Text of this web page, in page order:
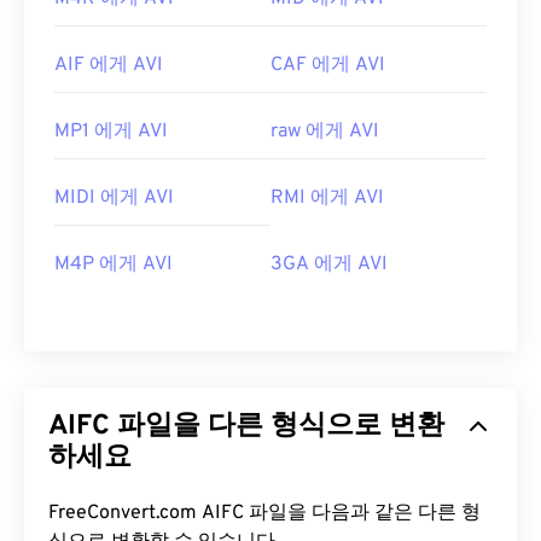
AIF 에게 AVI CAF 에게 AVI
MP1 에게 AVI raw 에게 AVI
MIDI 에게 AVI RMI 에게 AVI
M4P 에게 AVI 3GA 에게 AVI
AIFC 파일을 다른 형식으로 변환
하세요
FreeConvert.com AIFC 파일을 다음과 같은 다른 형